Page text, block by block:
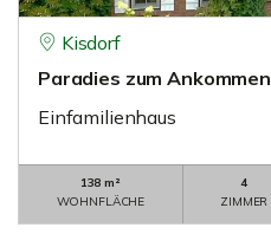
Kisdorf
Paradies zum Ankommen
Einfamilienhaus
138 m²
WOHNFLÄCHE
4
ZIMMER